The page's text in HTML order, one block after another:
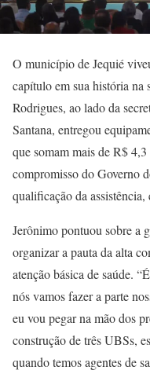
O município de Jequié
capítulo em sua história na
Rodrigues, ao lado da
Santana, entregou
que somam mais de R$
compromisso do Governo
qualificação da
Jerônimo pontuou sobre a
organizar a pauta da alta
atenção básica de saúde.
nós vamos fazer a parte
eu vou pegar na mão dos
construção de três UBSs,
quando temos agentes de